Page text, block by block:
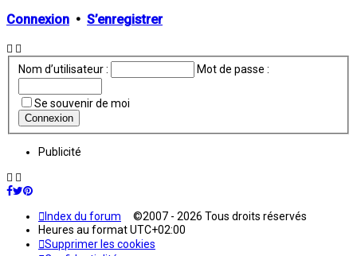
Connexion • S’enregistrer
Nom d’utilisateur : Mot de passe :
Se souvenir de moi
Publicité
Index du forum ©2007 - 2026 Tous droits réservés
Heures au formatUTC+02:00
Supprimer les cookies